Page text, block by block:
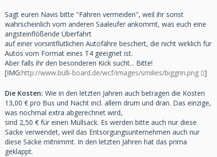
Sagt euren Navis bitte "Fähren vermeiden", weil ihr sonst
wahrscheinlich vom anderen Saaleufer ankommt, was euch eine
angsteinflößende Überfahrt
auf einer vorsintflutlichen Autofähre beschert, die nicht wirklich für
Autos vom Format eines T4 geeignet ist.
Aber falls ihr den besonderen Kick sucht... Bitte!
[IMG:http://www.bulli-board.de/wcf/images/smilies/biggrin.png ]
Die Kosten: Wie in den letzten Jahren auch betragen die Kosten
13,00 € pro Bus und Nacht incl. allem drum und dran. Das einzige,
was nochmal extra abgerechnet wird,
sind 2,50 € für einen Müllsack. Es werden bitte auch nur diese
Säcke verwendet, weil das Entsorgungsunternehmen auch nur
diese Säcke mitnimmt. In den letzten Jahren hat das prima
geklappt.